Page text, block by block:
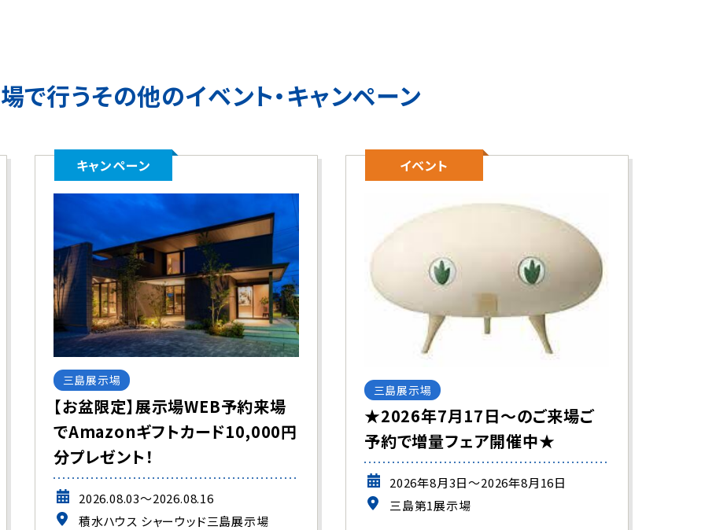
で行うその他のイベント・キャンペーン
キャンペーン
三島展示場
【お盆限定】展示場WEB予約来場
でAmazonギフトカード10,000円
分プレゼント！
2026.08.03～2026.08.16
積水ハウス シャーウッド三島展示場
イベント
三島展示場
★2026年7月17日～のご来場ご
予約で増量フェア開催中★
2026年8月3日～2026年8月16日
三島第1展示場